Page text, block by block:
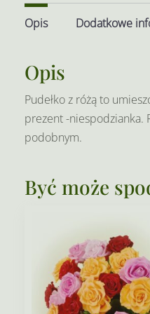
Opis Dodatkowe
Opis
Pudełko z różą to
prezent -niespodzianka.
podobnym.
Być może